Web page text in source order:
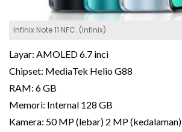
Infinix Note 11 NFC. (Infinix)
Layar: AMOLED 6.7 inci
Chipset: MediaTek Helio G88
RAM: 6 GB
Memori: Internal 128 GB
Kamera: 50 MP (lebar) 2 MP